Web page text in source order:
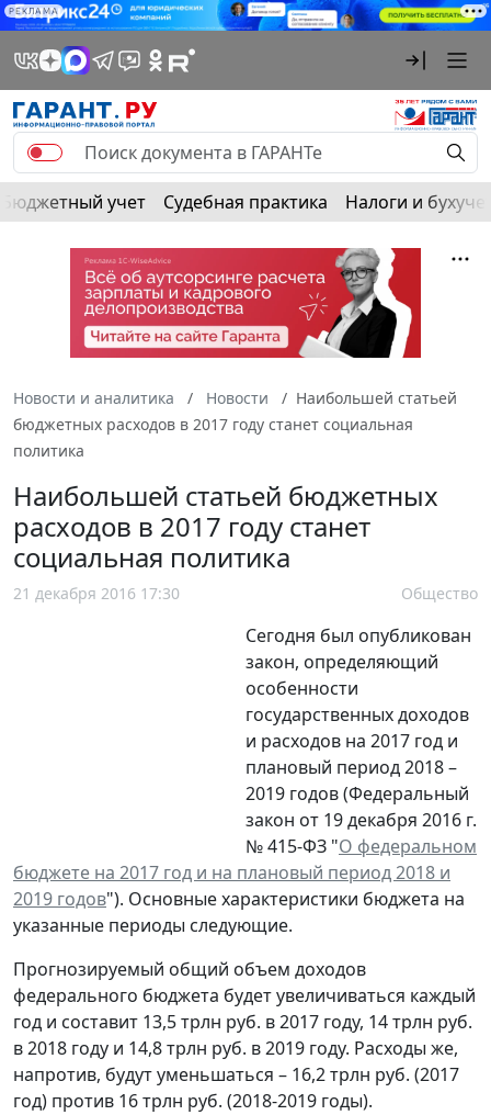
РЕКЛАМА
Бюджетный учет Судебная практика Налоги и
Новости и аналитика Новости
Наибольшей статьей
бюджетных расходов в 2017 году станет социальная
политика
Наибольшей статьей бюджетных
расходов в 2017 году станет
социальная политика
21 декабря 2016 17:30 Общество
Сегодня был опубликован
закон, определяющий
особенности
государственных доходов
и расходов на 2017 год и
плановый период 2018 –
2019 годов (Федеральный
закон от 19 декабря 2016 г.
№ 415-ФЗ "О федеральном
бюджете на 2017 год и на плановый период 2018 и
2019 годов"). Основные характеристики бюджета на
указанные периоды следующие.
Прогнозируемый общий объем доходов
федерального бюджета будет увеличиваться каждый
год и составит 13,5 трлн руб. в 2017 году, 14 трлн руб.
в 2018 году и 14,8 трлн руб. в 2019 году. Расходы же,
напротив, будут уменьшаться – 16,2 трлн руб. (2017
год) против 16 трлн руб. (2018-2019 годы).